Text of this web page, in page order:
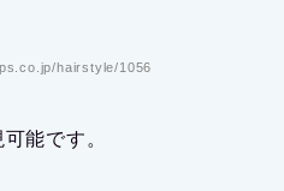
hairstyle/1056
能です。